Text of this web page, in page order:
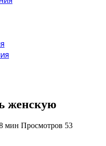
женскую
мин Просмотров 53